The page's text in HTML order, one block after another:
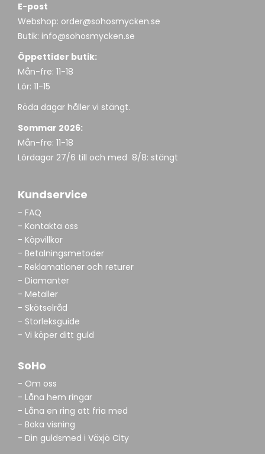
E-post
Webshop: order@sohosmycken.se
Butik: info@sohosmycken.se
Öppettider butik:
Mån-fre: 11-18
Lör: 11-15
Röda dagar håller vi stängt.
Sommar 2026:
Mån-fre: 11-18
Lördagar 27/6 till och med 8/8: stängt
Kundservice
- FAQ
- Kontakta oss
- Köpvillkor
- Betalningsmetoder
- Reklamationer och returer
- Diamanter
- Metaller
- Skötselråd
- Storleksguide
- Vi köper ditt guld
SoHo
- Om oss
- Låna hem ringar
- Låna en ring att fria med
- Boka visning
- Din guldsmed i Växjö City